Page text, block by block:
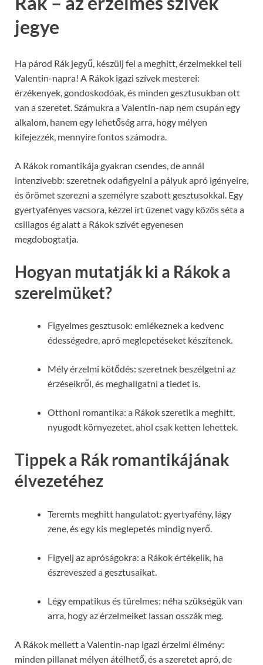
jegye
Ha párod Rák jegyű, készülj fel a meghitt, érzelmekkel teli
Valentin-napra! A Rákok igazi szívek mesterei:
érzékenyek, gondoskodóak, és minden gesztusukban ott
van a szeretet. Számukra a Valentin-nap nem csupán egy
alkalom, hanem egy lehetőség arra, hogy mélyen
kifejezzék, mennyire fontos számodra.
A Rákok romantikája gyakran csendes, de annál
intenzívebb: szeretnek odafigyelni a pályuk apró igényeire,
és örömet szerezni a személyre szabott gesztusokkal. Egy
gyertyafényes vacsora, kézzel írt üzenet vagy közös séta a
csillagos ég alatt a Rákok szívét egyenesen
megdobogtatja.
Hogyan mutatják ki a Rákok a
szerelmüket?
Figyelmes gesztusok: emlékeznek a kedvenc
édességedre, apró meglepetéseket készítenek.
Mély érzelmi kötődés: szeretnek beszélgetni az
érzéseikről, és meghallgatni a tiedet is.
Otthoni romantika: a Rákok szeretik a meghitt,
nyugodt környezetet, ahol csak ketten lehettek.
Tippek a Rák romantikájának
élvezetéhez
Teremts meghitt hangulatot: gyertyafény, lágy
zene, és egy kis meglepetés mindig nyerő.
Figyelj az apróságokra: a Rákok értékelik, ha
észreveszed a gesztusaikat.
Légy empatikus és türelmes: néha szükségük van
arra, hogy az érzelmeiket lassan osszák meg.
A Rákok mellett a Valentin-nap igazi érzelmi élmény:
minden pillanat mélyen átélhető, és a szeretet apró, de